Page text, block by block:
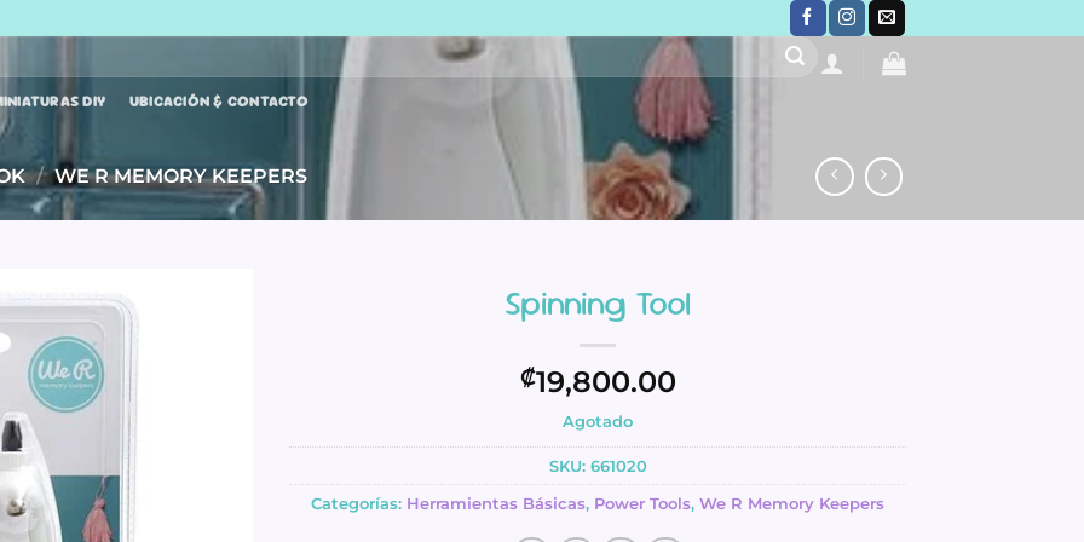
DIY UBICACIÓN & CONTACTO
/ WE R MEMORY KEEPERS
Spinning Tool
₡19,800.00
Agotado
SKU: 661020
Categorías: Herramientas Básicas, Power Tools, We R Memory Keepers